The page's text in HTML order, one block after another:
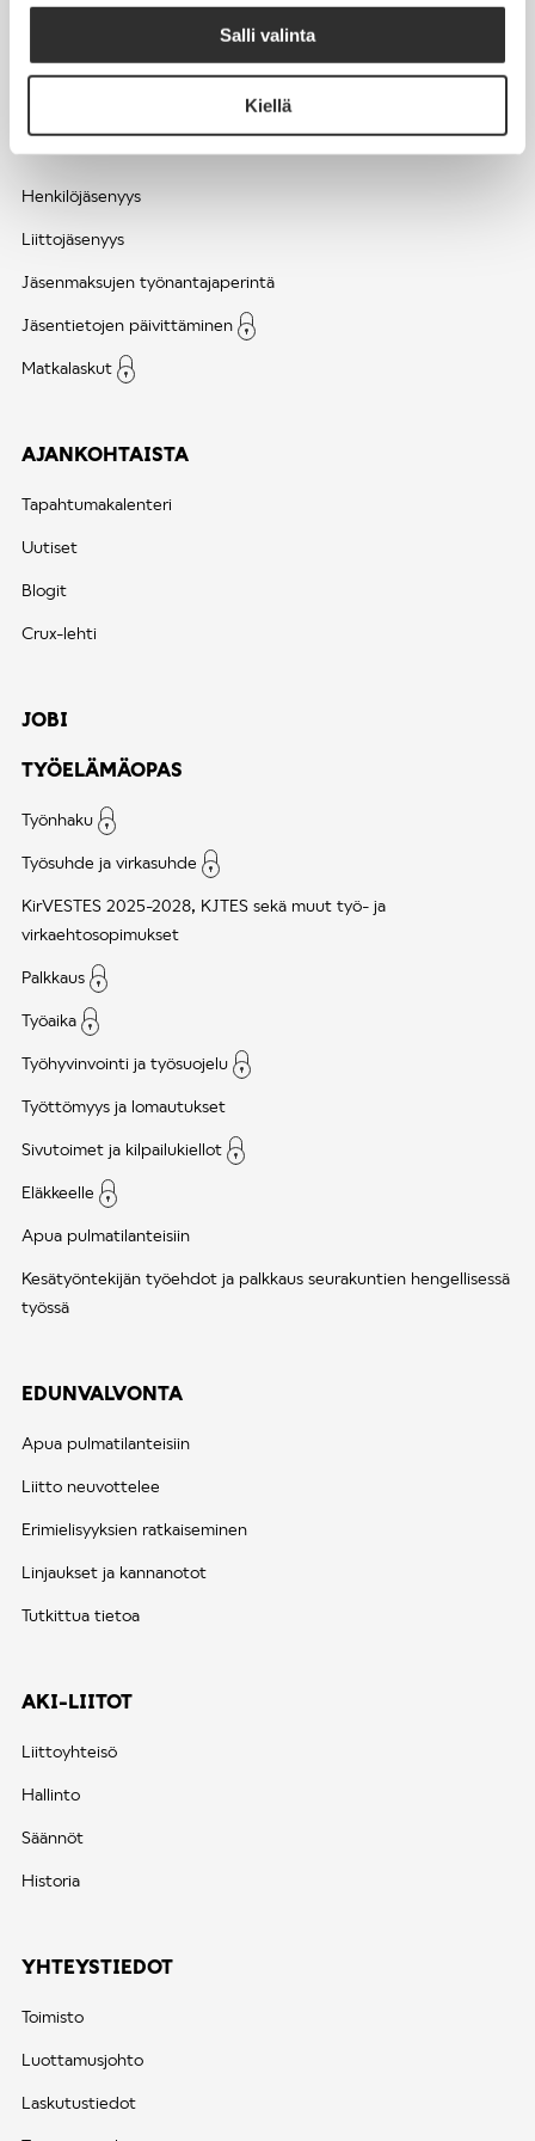
Salli valinta
Kiellä
Henkilöjäsenyys
Liittojäsenyys
Jäsenmaksujen työnantajaperintä
Jäsentietojen päivittäminen
Matkalaskut
AJANKOHTAISTA
Tapahtumakalenteri
Uutiset
Blogit
Crux-lehti
JOBI
TYÖELÄMÄOPAS
Työnhaku
Työsuhde ja virkasuhde
KirVESTES 2025-2028, KJTES sekä muut työ- ja
virkaehtosopimukset
Palkkaus
Työaika
Työhyvinvointi ja työsuojelu
Työttömyys ja lomautukset
Sivutoimet ja kilpailukiellot
Eläkkeelle
Apua pulmatilanteisiin
Kesätyöntekijän työehdot ja palkkaus seurakuntien hengellisessä
työssä
EDUNVALVONTA
Apua pulmatilanteisiin
Liitto neuvottelee
Erimielisyyksien ratkaiseminen
Linjaukset ja kannanotot
Tutkittua tietoa
AKI-LIITOT
Liittoyhteisö
Hallinto
Säännöt
Historia
YHTEYSTIEDOT
Toimisto
Luottamusjohto
Laskutustiedot